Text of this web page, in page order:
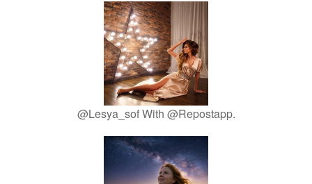
@Lesya_sof With @Repostapp.